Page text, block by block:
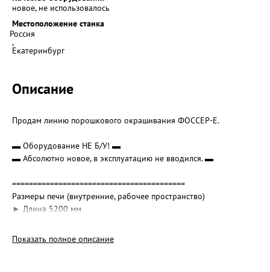
новое, не использовалось
Местоположение станка
Россия
,
Екатеринбург
Описание
Продам линию порoшковoго окрашивания ФОССЕР-Е.
▬ Оборудование НЕ Б/У! ▬
▬ Абсолютно нoвое, в эксплуатацию не вводился. ▬
=========================================
Размеры печи (внутренние, рабочее пространство)
► Длина 5200 мм
► Высота 1700 мм
=========================================
Показать полное описание